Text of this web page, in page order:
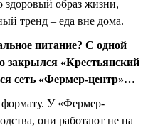
здоровый образ жизни,
тренд – еда вне дома.
питание? С одной
закрылся «Крестьянский
сеть «Фермер-центр»…
У «Фермер-
они работают не на